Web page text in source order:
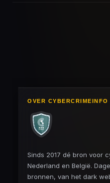
OVER CYBERCRIMEINFO
Sinds 2017 dé bron voor
Nederland en België.
bronnen, van het dark